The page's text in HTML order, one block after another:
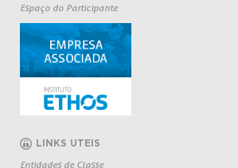
Espaço do Participante
LINKS UTEIS
Entidades de Classe